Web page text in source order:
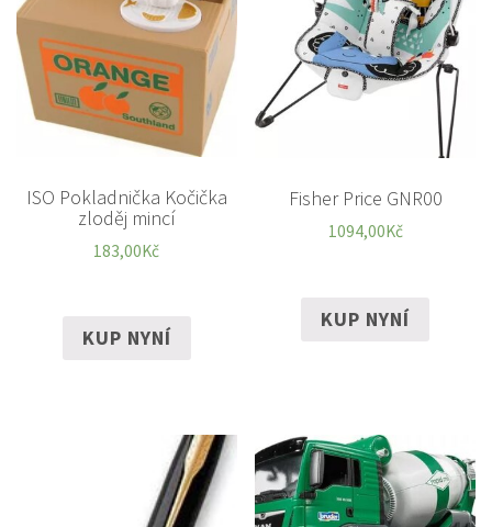
ISO Pokladnička Kočička
zloděj mincí
183,00Kč
KUP NYNÍ
Fisher Price GNR00
1094,00Kč
KUP NYNÍ